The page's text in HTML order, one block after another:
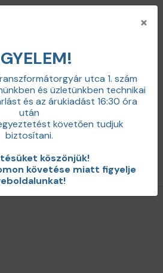
20 598 0100
Belépés
/ menü
×
utca 1. szám
és üzletünkben technikai
és az árukiadást 16:30 óra
után
követően tudjuk
biztosítani.
köszönjük!
követése miatt figyelje